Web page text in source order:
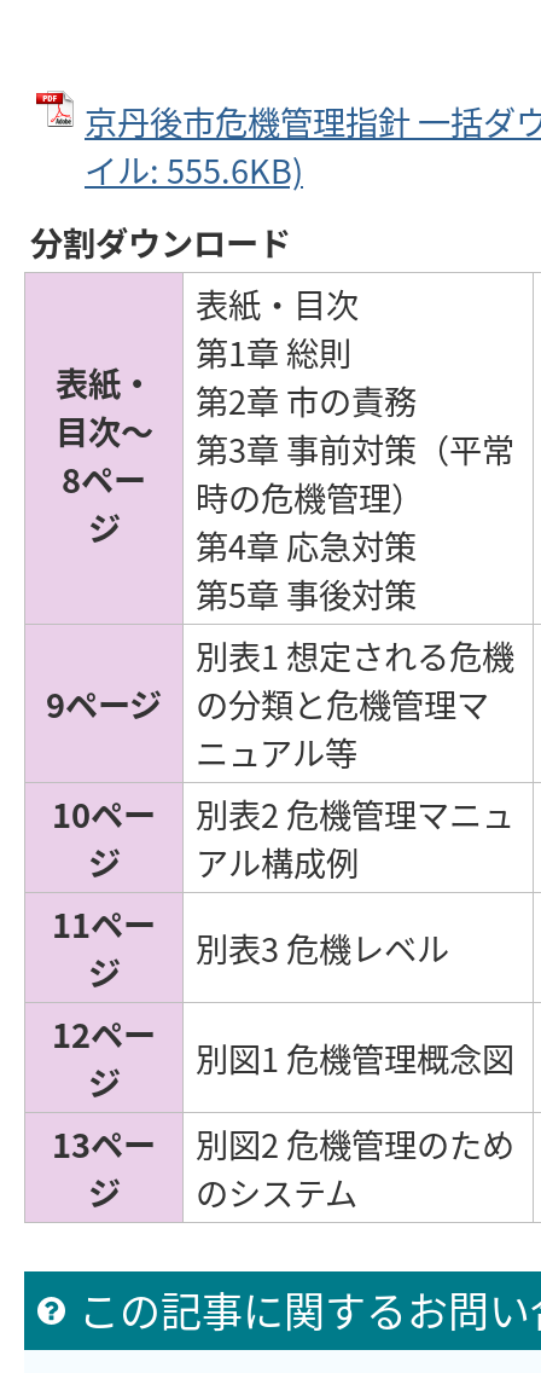
京丹後市危機管理指針 一括ダ
イル: 555.6KB)
分割ダウンロード
表紙・
目次～
8ペー
ジ
表紙・目次
第1章 総則
第2章 市の責務
第3章 事前対策（平常
時の危機管理）
第4章 応急対策
第5章 事後対策
9ページ
別表1 想定される危機
の分類と危機管理マ
ニュアル等
10ペー
ジ
別表2 危機管理マニュ
アル構成例
11ペー
ジ
別表3 危機レベル
12ペー
ジ
別図1 危機管理概念図
13ペー
ジ
別図2 危機管理のため
のシステム
この記事に関するお問